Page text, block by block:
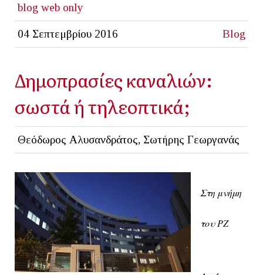
blog web only
04 Σεπτεμβρίου 2016 Blog
Δημοπρασίες καναλιών:
σωστά ή τηλεοπτικά;
Θεόδωρος Αλυσανδράτος, Σωτήρης Γεωργανάς
Στη μνήμη
του ΡΖ